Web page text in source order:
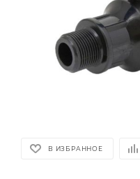
В ИЗБРАННОЕ